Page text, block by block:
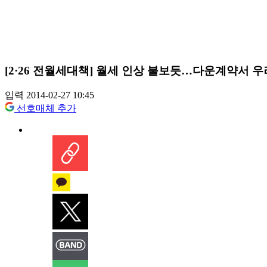
[2·26 전월세대책] 월세 인상 불보듯…다운계약서 우
입력 2014-02-27 10:45
선호매체 추가